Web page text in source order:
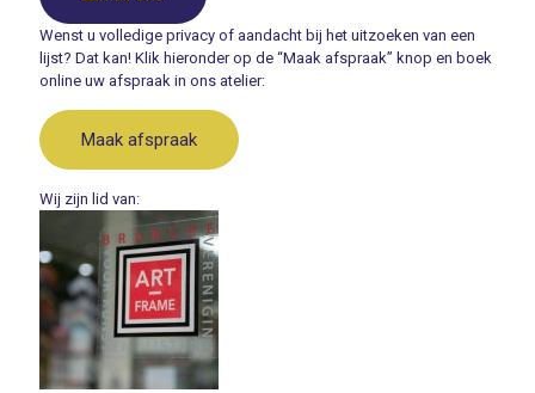
Wenst u volledige privacy of aandacht bij het uitzoeken van een
lijst? Dat kan! Klik hieronder op de “Maak afspraak” knop en boek
online uw afspraak in ons atelier:
Maak afspraak
Wij zijn lid van: